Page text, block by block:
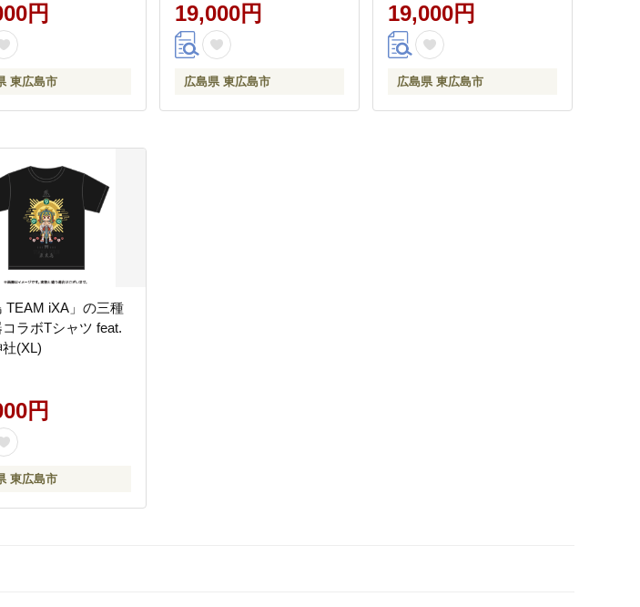
円
東広島市
19,000円
広島県 東広島市
19,000円
広島県 東広島市
TEAM iXA」の三種
ラボTシャツ feat.
(XL)
円
東広島市